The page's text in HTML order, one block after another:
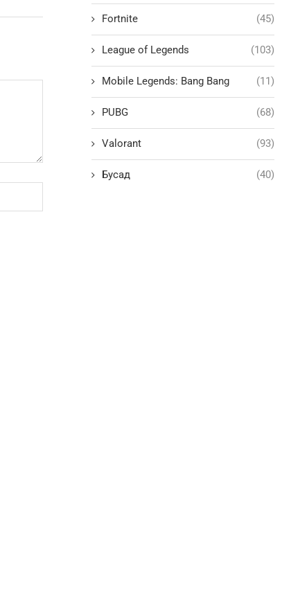
Fortnite (45)
League of Legends (103)
Mobile Legends: Bang Bang (11)
PUBG (68)
Valorant (93)
Бусад (40)